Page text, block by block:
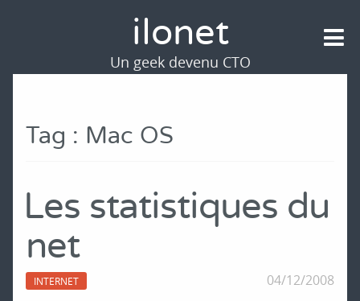
Tag : Mac OS
Les statistiques du
net
INTERNET 04/12/2008
ilonet
Un geek devenu CTO